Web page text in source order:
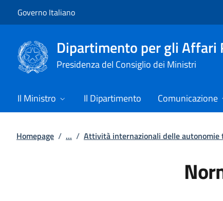
Governo Italiano
Dipartimento per gli Affari
Presidenza del Consiglio dei Ministri
Il Ministro Il Dipartimento Comunicazione
Homepage / ... / Attività internazionali delle